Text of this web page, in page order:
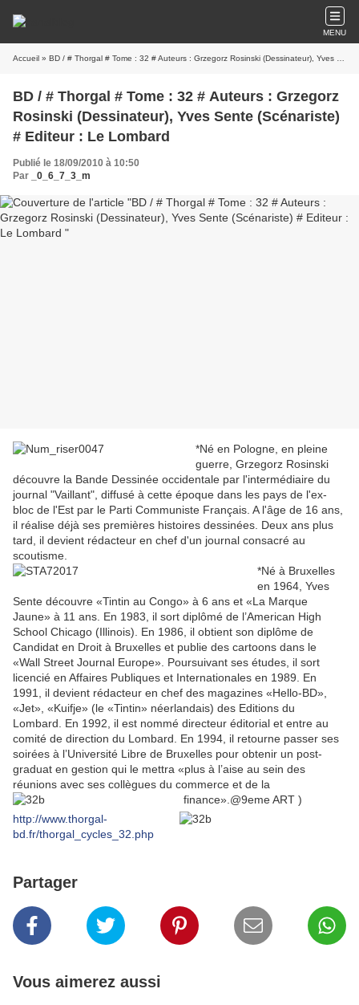
MENU
Accueil » BD / # Thorgal # Tome : 32 # Auteurs : Grzegorz Rosinski (Dessinateur), Yves Sente (Scénariste) # Editeur : Le Lombard
BD / # Thorgal # Tome : 32 # Auteurs : Grzegorz
Rosinski (Dessinateur), Yves Sente (Scénariste)
# Editeur : Le Lombard
Publié le 18/09/2010 à 10:50
Par
_0_6_7_3_m
*Né en Pologne, en pleine
guerre, Grzegorz Rosinski
découvre la Bande Dessinée occidentale par l'intermédiaire du
journal "Vaillant", diffusé à cette époque dans les pays de l'ex-
bloc de l'Est par le Parti Communiste Français. A l'âge de 16 ans,
il réalise déjà ses premières histoires dessinées. Deux ans plus
tard, il devient rédacteur en chef d'un journal consacré au
scoutisme.
*Né à Bruxelles
en 1964, Yves
Sente découvre «Tintin au Congo» à 6 ans et «La Marque
Jaune» à 11 ans. En 1983, il sort diplômé de l’American High
School Chicago (Illinois). En 1986, il obtient son diplôme de
Candidat en Droit à Bruxelles et publie des cartoons dans le
«Wall Street Journal Europe». Poursuivant ses études, il sort
licencié en Affaires Publiques et Internationales en 1989. En
1991, il devient rédacteur en chef des magazines «Hello-BD»,
«Jet», «Kuifje» (le «Tintin» néerlandais) des Editions du
Lombard. En 1992, il est nommé directeur éditorial et entre au
comité de direction du Lombard. En 1994, il retourne passer ses
soirées à l’Université Libre de Bruxelles pour obtenir un post-
graduat en gestion qui le mettra «plus à l’aise au sein des
réunions avec ses collègues du commerce et de la
finance».@9eme ART )
http://www.thorgal-
bd.fr/thorgal_cycles_32.php
Partager
Vous aimerez aussi